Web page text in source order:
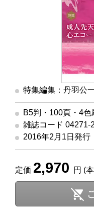
特集編集：丹羽公
B5判・100頁・4色
雑誌コード 04271-2
2016年2月1日発行
定価 2,970 円 (